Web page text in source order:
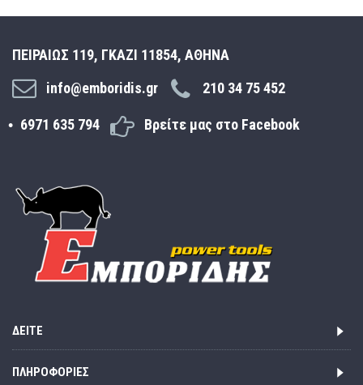
ΠΕΙΡΑΙΩΣ 119, ΓΚΑΖΙ 11854, ΑΘΗΝΑ
info@emboridis.gr
210 34 75 452
6971 635 794 Βρείτε μας στο Facebook
ΔΕΊΤΕ
ΠΛΗΡΟΦΟΡΊΕΣ